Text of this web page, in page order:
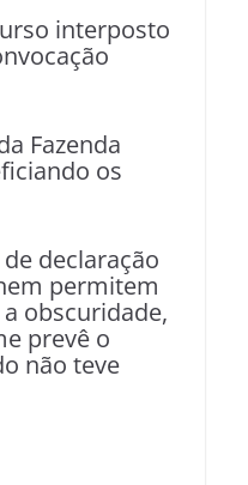
interposto
Fazenda
os
declaração
permitem
obscuridade,
prevê o
não teve